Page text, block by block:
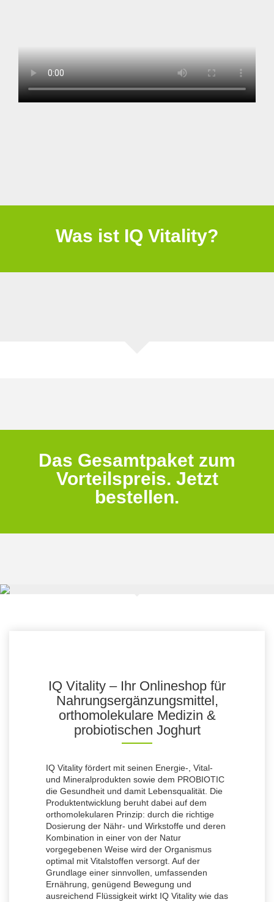
Was ist IQ Vitality?
Das Gesamtpaket zum
Vorteilspreis. Jetzt
bestellen.
IQ Vitality – Ihr Onlineshop für
Nahrungsergänzungsmittel,
orthomolekulare Medizin &
probiotischen Joghurt
IQ Vitality fördert mit seinen Energie-, Vital-
und Mineralprodukten sowie dem PROBIOTIC
die Gesundheit und damit Lebensqualität. Die
Produktentwicklung beruht dabei auf dem
orthomolekularen Prinzip: durch die richtige
Dosierung der Nähr- und Wirkstoffe und deren
Kombination in einer von der Natur
vorgegebenen Weise wird der Organismus
optimal mit Vitalstoffen versorgt. Auf der
Grundlage einer sinnvollen, umfassenden
Ernährung, genügend Bewegung und
ausreichend Flüssigkeit wirkt IQ Vitality wie das